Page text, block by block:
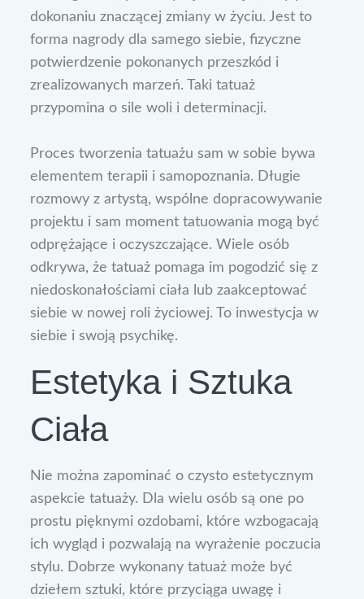
dokonaniu znaczącej zmiany w życiu. Jest to
forma nagrody dla samego siebie, fizyczne
potwierdzenie pokonanych przeszkód i
zrealizowanych marzeń. Taki tatuaż
przypomina o sile woli i determinacji.
Proces tworzenia tatuażu sam w sobie bywa
elementem terapii i samopoznania. Długie
rozmowy z artystą, wspólne dopracowywanie
projektu i sam moment tatuowania mogą być
odprężające i oczyszczające. Wiele osób
odkrywa, że tatuaż pomaga im pogodzić się z
niedoskonałościami ciała lub zaakceptować
siebie w nowej roli życiowej. To inwestycja w
siebie i swoją psychikę.
Estetyka i Sztuka
Ciała
Nie można zapominać o czysto estetycznym
aspekcie tatuaży. Dla wielu osób są one po
prostu pięknymi ozdobami, które wzbogacają
ich wygląd i pozwalają na wyrażenie poczucia
stylu. Dobrze wykonany tatuaż może być
dziełem sztuki, które przyciąga uwagę i